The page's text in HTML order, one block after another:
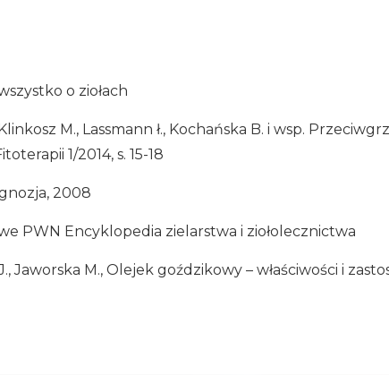
o ziołach
M., Lassmann ł., Kochańska B. i wsp.
1/2014, s. 15-18
2008
PWN Encyklopedia zielarstwa i ziołolecznictwa
Jaworska M., Olejek goździkowy – właściwości i